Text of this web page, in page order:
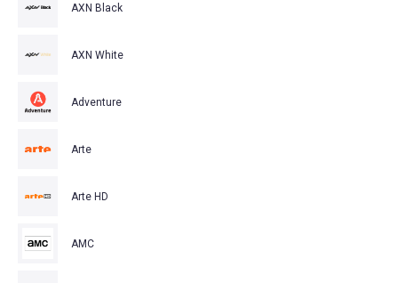
AXN Black
AXN White
Adventure
Arte
Arte HD
AMC